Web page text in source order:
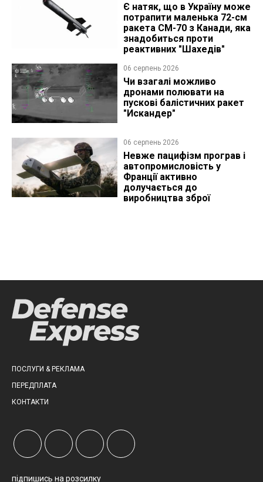
Є натяк, що в Україну може
потрапити маленька 72-см
ракета CM-70 з Канади, яка
знадобиться проти
реактивних "Шахедів"
06 серпень 2026
Чи взагалі можливо
дронами полювати на
пускові балістичних ракет
"Искандер"
06 серпень 2026
Невже пацифізм програв і
автопромисловість у
Франції активно
долучається до
виробництва зброї
ПОСЛУГИ & РЕКЛАМА
ПЕРЕДПЛАТА
КОНТАКТИ
підпишись на розсилку